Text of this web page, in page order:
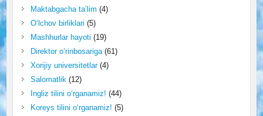
Maktabgacha ta’lim (4)
O‘lchov birliklari (5)
Mashhurlar hayoti (19)
Direktor o‘rinbosariga(61)
Xorijiy universitetlar(4)
Salomatlik (12)
Ingliz tilini o‘rganamiz! (44)
Koreys tilini o‘rganamiz! (5)